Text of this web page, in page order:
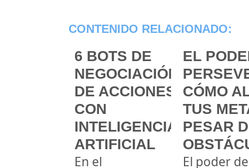
CONTENIDO RELACIONADO:
6 BOTS DE
NEGOCIACIÓN
DE ACCIONES
CON
INTELIGENCIA
ARTIFICIAL
En el
EL
CÓMO
TUS
PESAR
El poder